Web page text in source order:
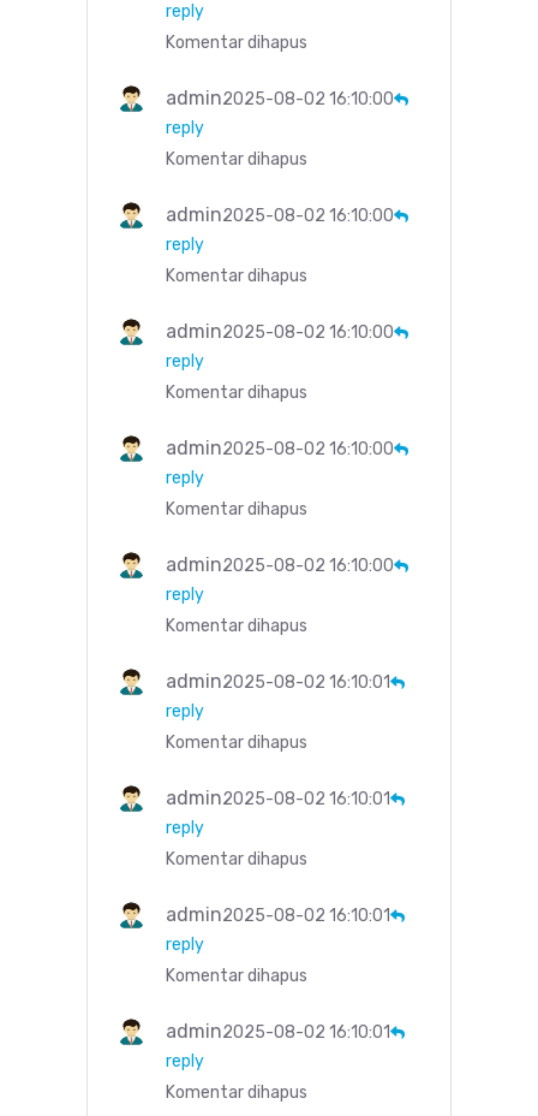
reply
Komentar dihapus
admin2025-08-02 16:10:00
reply
Komentar dihapus
admin2025-08-02 16:10:00
reply
Komentar dihapus
admin2025-08-02 16:10:00
reply
Komentar dihapus
admin2025-08-02 16:10:00
reply
Komentar dihapus
admin2025-08-02 16:10:00
reply
Komentar dihapus
admin2025-08-02 16:10:01
reply
Komentar dihapus
admin2025-08-02 16:10:01
reply
Komentar dihapus
admin2025-08-02 16:10:01
reply
Komentar dihapus
admin2025-08-02 16:10:01
reply
Komentar dihapus